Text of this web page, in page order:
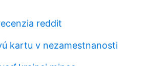
reddit
kartu v nezamestnanosti